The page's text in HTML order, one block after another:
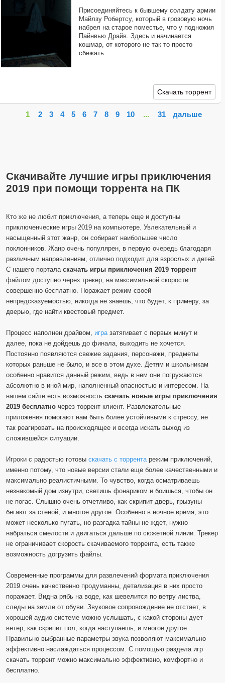
Присоединяйтесь к бывшему солдату армии
Майлзу Робертсу, который в грозовую ночь
набрел на старое поместье, что у подножия
Пайнвью Драйв. Здесь и начинается
кошмар, от которого не так то просто
сбежать.
Скачать торрент
1 2 3 4 5 6 7 8 9 10 ... 31 дальше
Скачивайте лучшие игры приключения
2019 при помощи торрента на ПК
Кто же не любит приключения, а теперь еще и доступны
приключенческие игры 2019 на компьютере. Увлекательный и
насыщенный этот жанр, он собирает наибольшее число
поклонников. Жанр очень популярен, в первую очередь благодаря
различным направлениям, отлично подходит для взрослых и детей.
С нашего портала скачать игры приключения 2019 торрент
файлом доступно через трекер, на максимальной скорости
совершенно бесплатно. Поражает режим своей
непредсказуемостью, никогда не знаешь, что будет, к примеру, за
дверью, где найти квестовый предмет.
Процесс наполнен драйвом, игра затягивает с первых минут и
далее, пока не дойдешь до финала, выходить не хочется.
Постоянно появляются свежие задания, персонажи, предметы
которых раньше не было, и все в этом духе. Детям и школьникам
особенно нравится данный режим, ведь в нем они погружаются
абсолютно в иной мир, наполненный опасностью и интересом. На
нашем сайте есть возможность скачать новые игры приключения
2019 бесплатно через торрент клиент. Развлекательные
приложения помогают нам быть более устойчивыми к стрессу, не
так реагировать на происходящее и всегда искать выход из
сложившейся ситуации.
Игроки с радостью готовы скачать с торрента режим приключений,
именно потому, что новые версии стали еще более качественными и
максимально реалистичными. То чувство, когда осматриваешь
незнакомый дом изнутри, светишь фонариком и боишься, чтобы он
не погас. Слышно очень отчетливо, как скрипит дверь, грызуны
бегают за стеной, и многое другое. Особенно в ночное время, это
может несколько пугать, но разгадка тайны не ждет, нужно
набраться смелости и двигаться дальше по сюжетной линии. Трекер
не ограничивает скорость скачиваемого торрента, есть также
возможность догрузить файлы.
Современные программы для развлечений формата приключения
2019 очень качественно продуманны, детализация в них просто
поражает. Видна рябь на воде, как шевелится по ветру листва,
следы на земле от обуви. Звуковое сопровождение не отстает, в
хорошей аудио системе можно услышать, с какой стороны дует
ветер, как скрипит пол, когда наступаешь, и многое другое.
Правильно выбранные параметры звука позволяют максимально
эффективно наслаждаться процессом. С помощью раздела игр
скачать торрент можно максимально эффективно, комфортно и
бесплатно.